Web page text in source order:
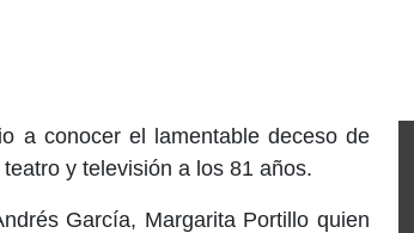
a conocer el lamentable deceso de
y televisión a los 81 años.
García, Margarita Portillo quien